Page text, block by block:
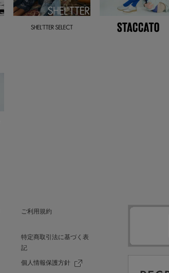
ご利用規約
特定商取引法に基づく表
記
個人情報保護方針